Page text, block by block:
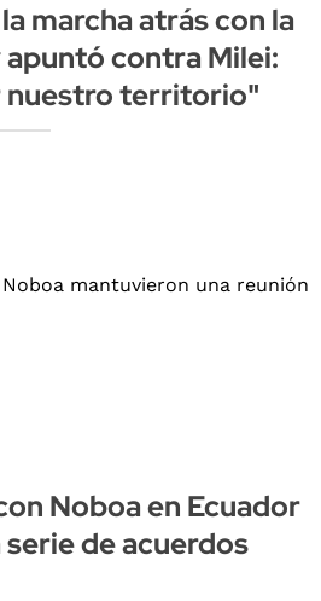
marcha atrás con la
contra Milei:
nuestro territorio"
Noboa en Ecuador
de acuerdos